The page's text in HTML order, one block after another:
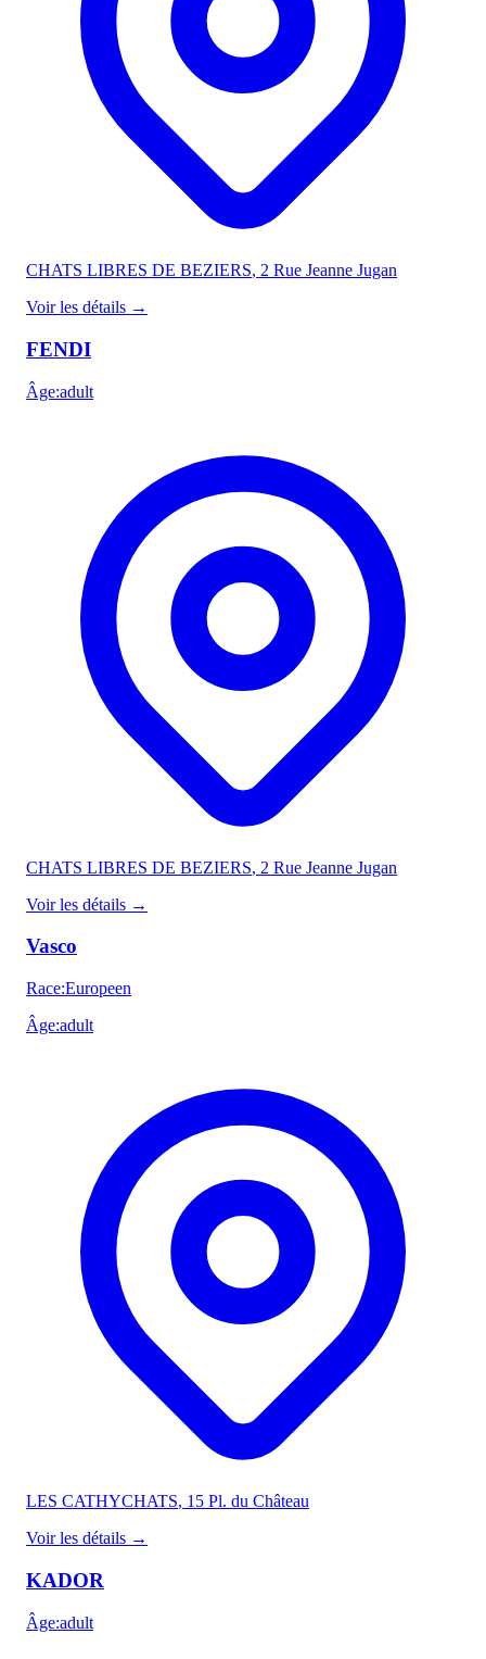
CHATS LIBRES DE BEZIERS, 2 Rue Jeanne Jugan
Voir les détails →
FENDI
Âge:adult
CHATS LIBRES DE BEZIERS, 2 Rue Jeanne Jugan
Voir les détails →
Vasco
Race:Europeen
Âge:adult
LES CATHYCHATS, 15 Pl. du Château
Voir les détails →
KADOR
Âge:adult